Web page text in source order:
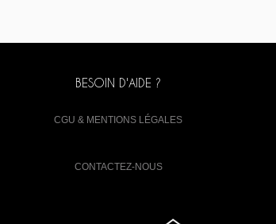
BESOIN D'AIDE ?
CGU & MENTIONS LÉGALES
CONTACTEZ-NOUS